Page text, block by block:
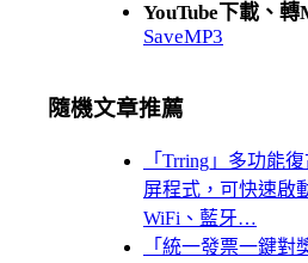
YouTube下載、轉
SaveMP3
隨機文章推薦
「Trring」多功能
屏程式，可快速啟
WiFi、藍牙…
「統一發票一鍵對